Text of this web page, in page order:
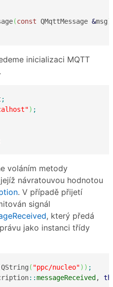
(const QMqttMessage &msg)
inicializaci MQTT
;
) ;
voláním metody
návratouvou hodnotou
. V případě přijetí
signál
, který předá
jako instanci třídy
QString ( "ppc/nucleo") ) ;
::messageReceived ,